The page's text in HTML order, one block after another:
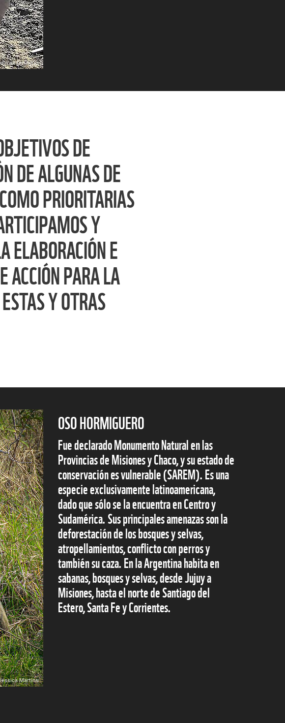
en territorio
DE
DE ALGUNAS DE
PRIORITARIAS
Y
ELABORACIÓN E
ACCIÓN PARA LA
Y OTRAS
Martins
OSO HORMIGUERO
Fue declarado Monumento Natural en las
Provincias de Misiones y Chaco, y su estado de
conservación es vulnerable (SAREM). Es una
especie exclusivamente latinoamericana,
dado que sólo se la encuentra en Centro y
Sudamérica. Sus principales amenazas son la
deforestación de los bosques y selvas,
atropellamientos, conflicto con perros y
también su caza. En la Argentina habita en
sabanas, bosques y selvas, desde Jujuy a
Misiones, hasta el norte de Santiago del
Estero, Santa Fe y Corrientes.